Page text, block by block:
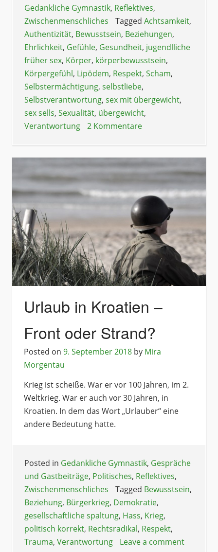
Gedankliche Gymnastik, Reflektives,
Zwischenmenschliches
Tagged Achtsamkeit,
Authentizität, Bewusstsein, Beziehungen,
Ehrlichkeit, Gefühle, Gesundheit, jugendlliche
früher sex, Körper, körperbewusstsein,
Körpergefühl, Lipödem, Respekt, Scham,
Selbstermächtigung, selbstliebe,
Selbstverantwortung, sex mit übergewicht,
sex sells, Sexualität, übergewicht,
Verantwortung
2 Kommentare
Urlaub in Kroatien –
Front oder Strand?
Posted on 9. September 2018 by Mira
Morgentau
Krieg ist scheiße. War er vor 100 Jahren, im 2.
Weltkrieg. War er auch vor 30 Jahren, in
Kroatien. In dem das Wort „Urlauber“ eine
andere Bedeutung hatte.
Posted in Gedankliche Gymnastik, Gespräche
und Gastbeiträge, Politisches, Reflektives,
Zwischenmenschliches
Tagged Bewusstsein,
Beziehung, Bürgerkrieg, Demokratie,
gesellschaftliche spaltung, Hass, Krieg,
politisch korrekt, Rechtsradikal, Respekt,
Trauma, Verantwortung Leave a comment